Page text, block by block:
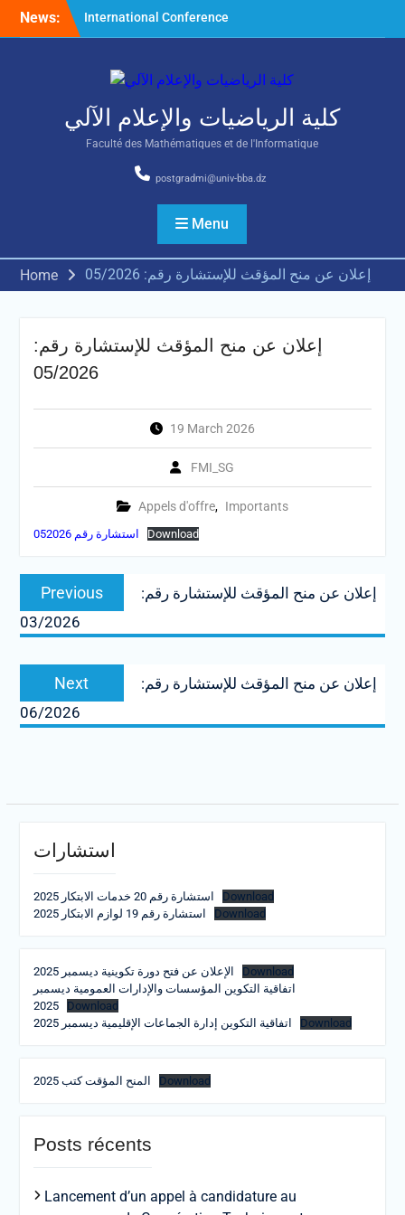
SkipNews:
International Conference
on Nonlinear Mathematical
كلية الرياضيات والإعلام الآلي
Faculté des Mathématiques et de l'Informatique
postgradmi@univ-bba.dz
Menu
Home إعلان عن منح المؤقث للإستشارة رقم: 05/2026
إعلان عن منح المؤقث للإستشارة رقم:
05/2026
19 March 2026
FMI_SG
Appels d'offre, Importants
استشارة رقم 052026 Download
Post
navigation
Previous
Previous
post:
إعلان عن منح المؤقث للإستشارة رقم:
03/2026
Next
post:
إعلان عن منح المؤقث للإستشارة رقم:
06/2026
استشارات
استشارة رقم 20 خدمات الابتكار 2025
Download
استشارة رقم 19 لوازم الابتكار 2025
Download
الإعلان عن فتح دورة تكوينية ديسمبر 2025
Download
اتفاقية التكوين المؤسسات والإدارات العمومية ديسمبر
2025
Download
اتفاقية التكوين إدارة الجماعات الإقليمية ديسمبر 2025
Download
المنح المؤقت كتب 2025 Download
Posts récents
Lancement d’un appel à candidature au